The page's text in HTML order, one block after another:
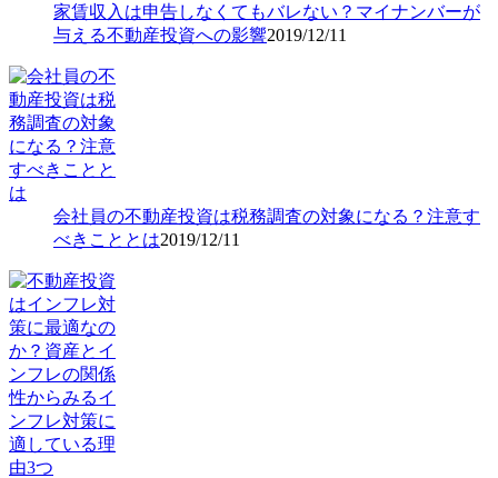
家賃収入は申告しなくてもバレない？マイナンバーが
与える不動産投資への影響2019/12/11
会社員の不動産投資は税務調査の対象になる？注意す
べきこととは2019/12/11